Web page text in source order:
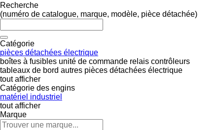
Recherche
(numéro de catalogue, marque, modèle, pièce détachée)
Catégorie
pièces détachées électrique
boîtes à fusibles unité de commande relais contrôleurs
tableaux de bord autres pièces détachées électrique
tout afficher
Catégorie des engins
matériel industriel
tout afficher
Marque